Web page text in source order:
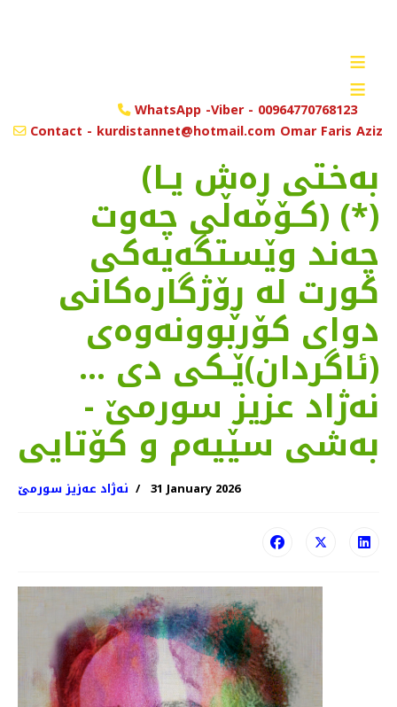
≡
≡
WhatsApp -Viber - 00964770768123
Contact - kurdistannet@hotmail.com Omar Faris Aziz
(به‌ختی ڕه‌ش یـا
كـۆمه‌ڵی چه‌وت) (*)
چه‌ند وێستگه‌یه‌كی
كورت له‌ ڕۆژگاره‌كانی
دوای كۆربوونه‌وه‌ی
(ئاگردان)ێـكی دی ...
نه‌ژاد عزیز سورمێ -
به‌شی سێیه‌م و كۆتایی
نەژاد عەزیز سورمێ 31 January 2026